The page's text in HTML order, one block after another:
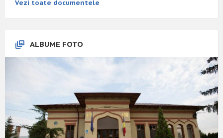
Vezi toate documentele
ALBUME FOTO